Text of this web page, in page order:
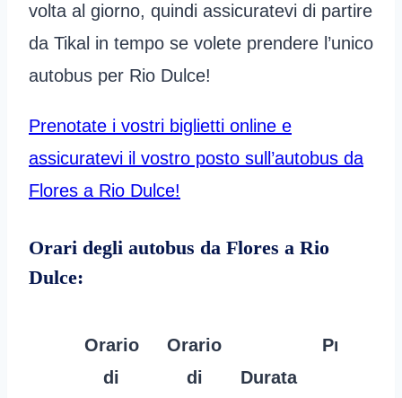
volta al giorno, quindi assicuratevi di partire
da Tikal in tempo se volete prendere l’unico
autobus per Rio Dulce!
Prenotate i vostri biglietti online e
assicuratevi il vostro posto sull’autobus da
Flores a Rio Dulce!
Orari degli autobus da Flores a Rio
Dulce:
Orario
di
Orario
di
Durata
Prezzo